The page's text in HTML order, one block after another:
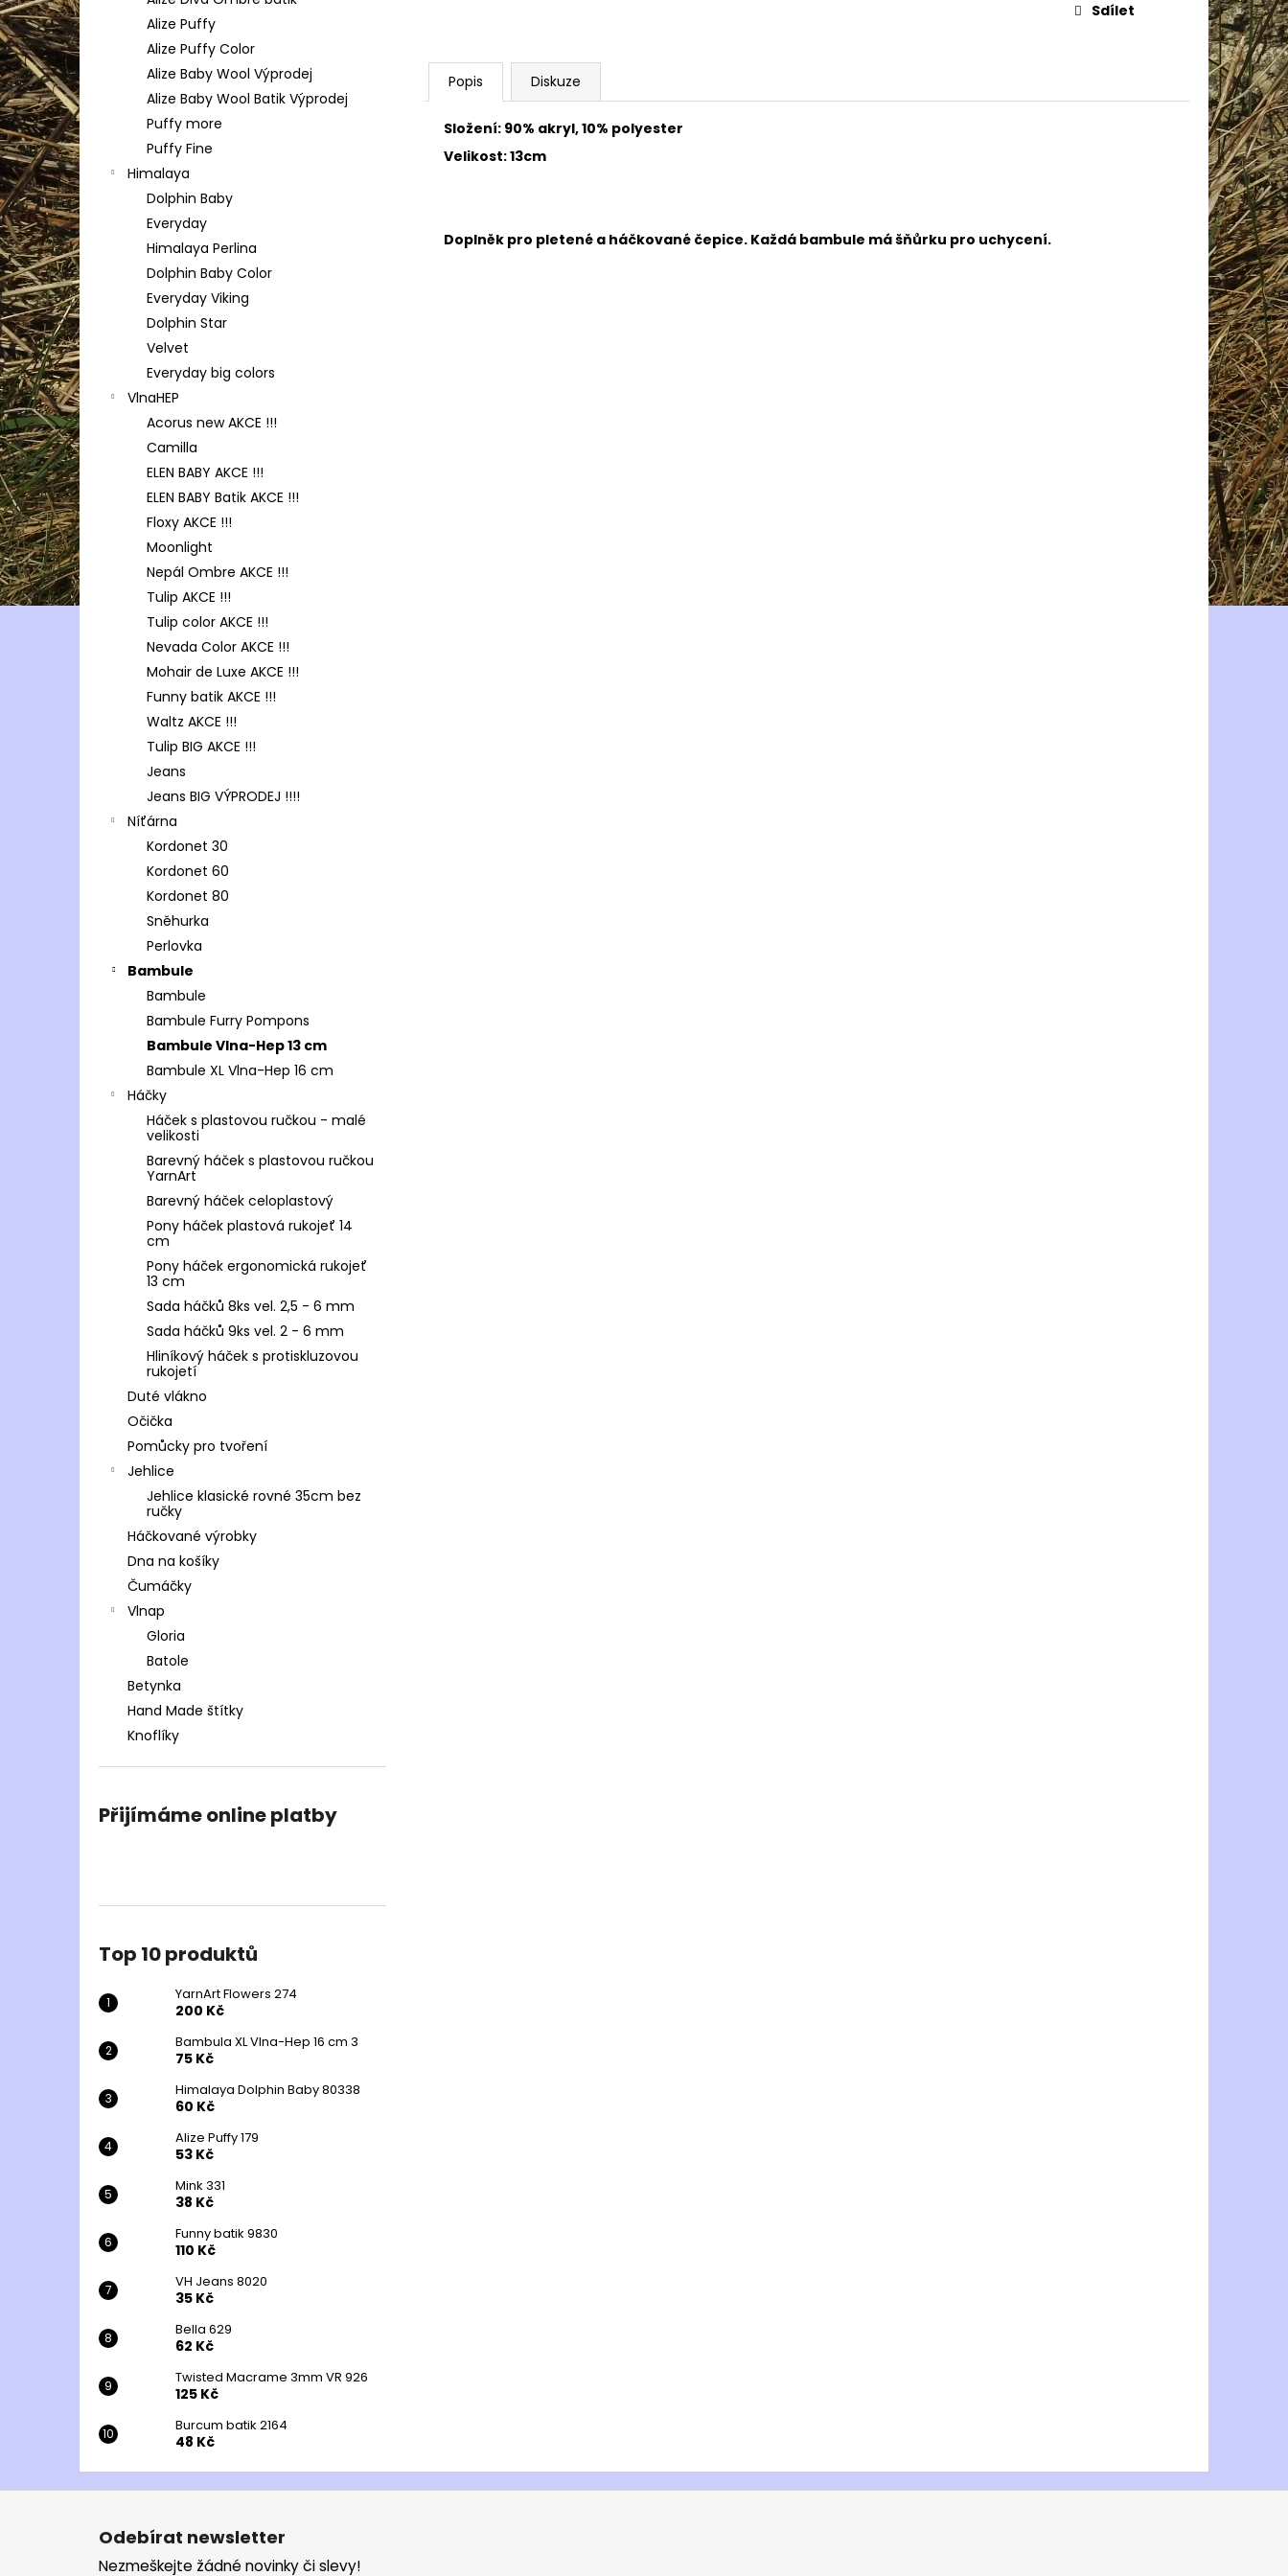
l
Alize Puffy
Alize Puffy Color
Alize Baby Wool Výprodej
Alize Baby Wool Batik Výprodej
Puffy more
Puffy Fine
Himalaya
Dolphin Baby
Everyday
Himalaya Perlina
Dolphin Baby Color
Everyday Viking
Dolphin Star
Velvet
Everyday big colors
VlnaHEP
Acorus new AKCE !!!
Camilla
ELEN BABY AKCE !!!
ELEN BABY Batik AKCE !!!
Floxy AKCE !!!
Moonlight
Nepál Ombre AKCE !!!
Tulip AKCE !!!
Tulip color AKCE !!!
Nevada Color AKCE !!!
Mohair de Luxe AKCE !!!
Funny batik AKCE !!!
Waltz AKCE !!!
Tulip BIG AKCE !!!
Jeans
Jeans BIG VÝPRODEJ !!!!
Níťárna
Kordonet 30
Kordonet 60
Kordonet 80
Sněhurka
Perlovka
Bambule
Bambule
Bambule Furry Pompons
Bambule Vlna-Hep 13 cm
Bambule XL Vlna-Hep 16 cm
Háčky
Háček s plastovou ručkou - malé
velikosti
Barevný háček s plastovou ručkou
YarnArt
Barevný háček celoplastový
Pony háček plastová rukojeť 14
cm
Pony háček ergonomická rukojeť
13 cm
Sada háčků 8ks vel. 2,5 - 6 mm
Sada háčků 9ks vel. 2 - 6 mm
Hliníkový háček s protiskluzovou
rukojetí
Duté vlákno
Očička
Pomůcky pro tvoření
Jehlice
Jehlice klasické rovné 35cm bez
ručky
Háčkované výrobky
Dna na košíky
Čumáčky
Vlnap
Gloria
Batole
Betynka
Hand Made štítky
Knoflíky
Přijímáme online platby
Top 10 produktů
YarnArt Flowers 274
200 Kč
Bambula XL Vlna-Hep 16 cm 3
75 Kč
Himalaya Dolphin Baby 80338
60 Kč
Alize Puffy 179
53 Kč
Mink 331
38 Kč
Funny batik 9830
110 Kč
VH Jeans 8020
35 Kč
Bella 629
62 Kč
Twisted Macrame 3mm VR 926
125 Kč
Burcum batik 2164
48 Kč
Sdílet
Popis Diskuze
Složení: 90% akryl, 10% polyester
Velikost: 13cm
Doplněk pro pletené a háčkované čepice. Každá bambule má šňůrku pro uchycení.
YARNART FLOWERS 274
200 Kč
Z
Odebírat newsletter
Nezmeškejte žádné novinky či slevy!